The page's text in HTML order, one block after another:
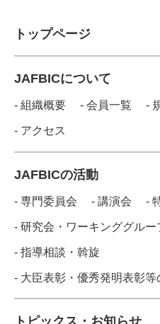
トップページ
JAFBICについて
- 組織概要 - 会員一覧 -
- アクセス
JAFBICの活動
- 専門委員会 - 講演会 -
- 研究会・ワーキンググルー
- 指導相談・斡旋
- 大臣表彰・優秀発明表彰